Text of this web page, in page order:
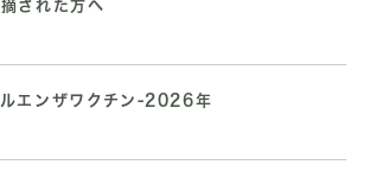
された方へ
ルエンザワクチン-2026年